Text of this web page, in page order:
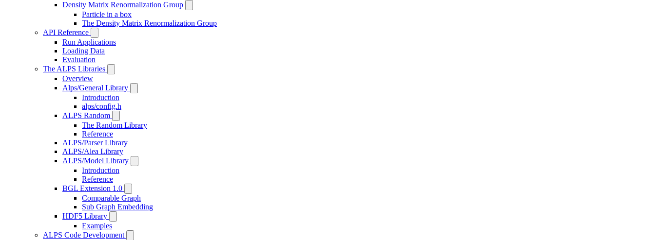
Density Matrix Renormalization Group
Particle in a box
The Density Matrix Renormalization Group
API Reference
Run Applications
Loading Data
Evaluation
The ALPS Libraries
Overview
Alps/General Library
Introduction
alps/config.h
ALPS Random
The Random Library
Reference
ALPS/Parser Library
ALPS/Alea Library
ALPS/Model Library
Introduction
Reference
BGL Extension 1.0
Comparable Graph
Sub Graph Embedding
HDF5 Library
Examples
ALPS Code Development